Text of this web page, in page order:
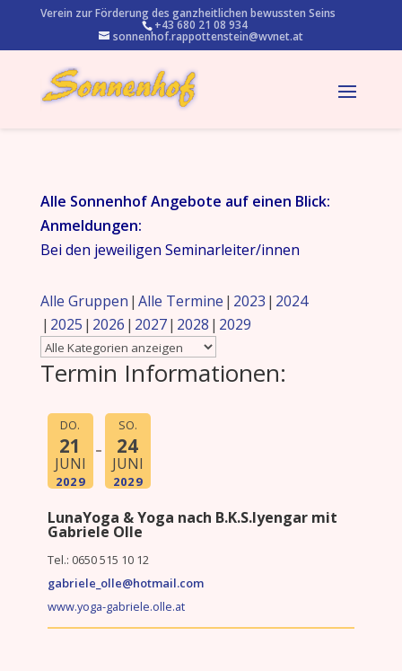
Verein zur Förderung des ganzheitlichen bewussten Seins
+43 680 21 08 934
sonnenhof.rappottenstein@wvnet.at
Alle Sonnenhof Angebote auf einen Blick:
Anmeldungen:
Bei den jeweiligen Seminarleiter/innen
Alle Gruppen Alle Termine 2023 2024
2025 2026 2027 2028 2029
Termin Informationen:
DO.
21
JUNI
2029
SO.
24
JUNI
2029
LunaYoga & Yoga nach B.K.S.Iyengar mit
Gabriele Olle
Tel.: 0650 515 10 12
gabriele_olle@hotmail.com
www.yoga-gabriele.olle.at